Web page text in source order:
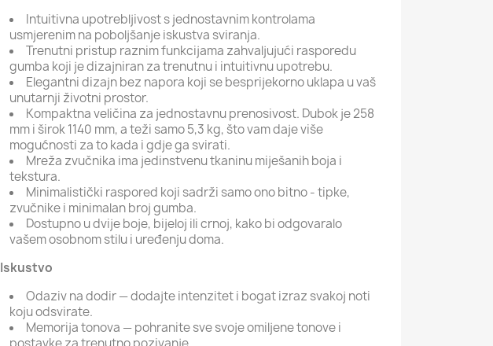
Intuitivna upotrebljivost s jednostavnim kontrolama
usmjerenim na poboljšanje iskustva sviranja.
Trenutni pristup raznim funkcijama zahvaljujući rasporedu
gumba koji je dizajniran za trenutnu i intuitivnu upotrebu.
Elegantni dizajn bez napora koji se besprijekorno uklapa u vaš
unutarnji životni prostor.
Kompaktna veličina za jednostavnu prenosivost. Dubok je 258
mm i širok 1140 mm, a teži samo 5,3 kg, što vam daje više
mogućnosti za to kada i gdje ga svirati.
Mreža zvučnika ima jedinstvenu tkaninu miješanih boja i
tekstura.
Minimalistički raspored koji sadrži samo ono bitno - tipke,
zvučnike i minimalan broj gumba.
Dostupno u dvije boje, bijeloj ili crnoj, kako bi odgovaralo
vašem osobnom stilu i uređenju doma.
Iskustvo
Odaziv na dodir — dodajte intenzitet i bogat izraz svakoj noti
koju odsvirate.
Memorija tonova — pohranite sve svoje omiljene tonove i